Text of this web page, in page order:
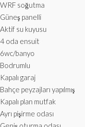
WRF soğutma
Güneş panelli
Aktif su kuyusu
4 oda ensuit
6wc/banyo
Bodrumlu
Kapalı garaj
Bahçe peyzajları yapılmış
Kapalı plan mutfak
Ayrı pişirme odası